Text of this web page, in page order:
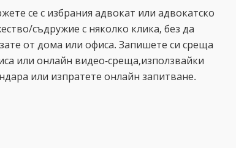
се с избрания адвокат или адвокатско
съдружие с няколко клика, без да
от дома или офиса. Запишете си среща
или онлайн видео-среща,използвайки
или изпратете онлайн запитване.